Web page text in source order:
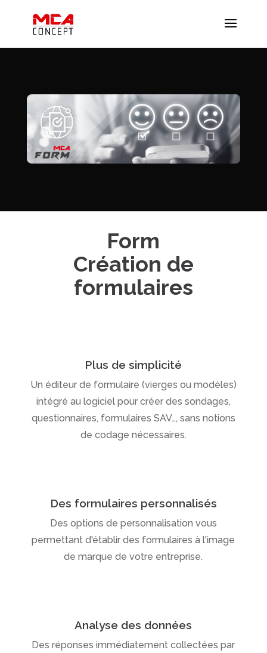
Form
Création de
formulaires
Plus de simplicité
Un éditeur de formulaire (vierges ou modèles)
intégré au logiciel pour créer des sondages,
questionnaires, formulaires SAV…, sans notions
de codage nécessaires.
Des formulaires personnalisés
Des options de personnalisation vous
permettant d'établir des formulaires à l'image
de marque de votre entreprise.
Analyse des données
Des réponses immédiatement collectées par